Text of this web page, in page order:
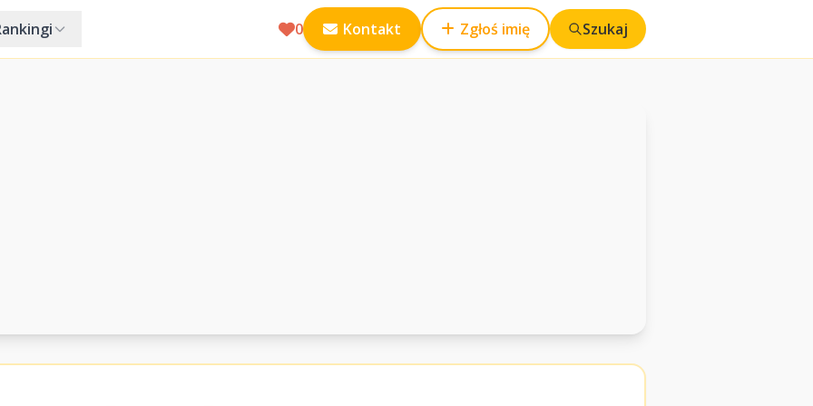
0 Kontakt Zgłoś imię Szukaj